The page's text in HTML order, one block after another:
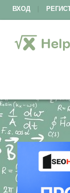
ВХОД